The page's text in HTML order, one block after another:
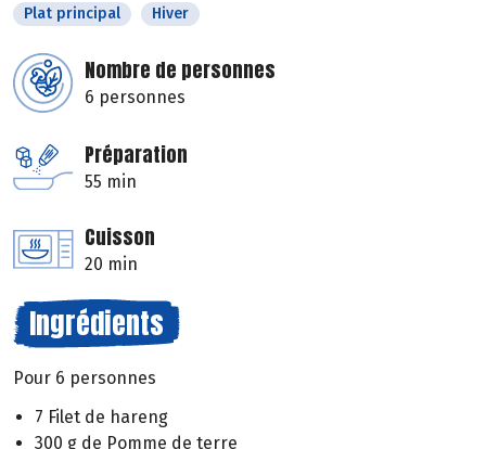
Plat principal Hiver
Nombre de personnes
6 personnes
Préparation
55 min
Cuisson
20 min
Ingrédients
Pour 6 personnes
7 Filet de hareng
300 g de Pomme de terre